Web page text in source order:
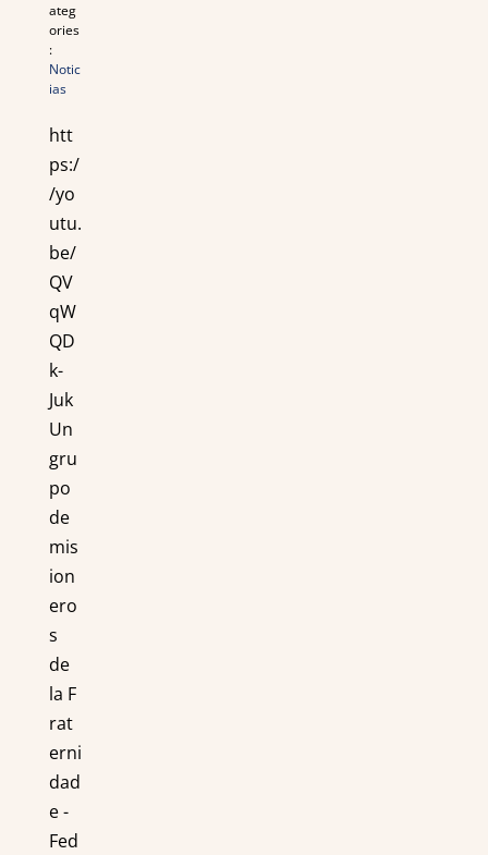
ateg
ories
:
Notic
ias
htt
ps:/
/yo
utu.
be/
QV
qW
QD
k-
Juk
Un
gru
po
de
mis
ion
ero
s
de
la F
rat
erni
dad
e -
Fed